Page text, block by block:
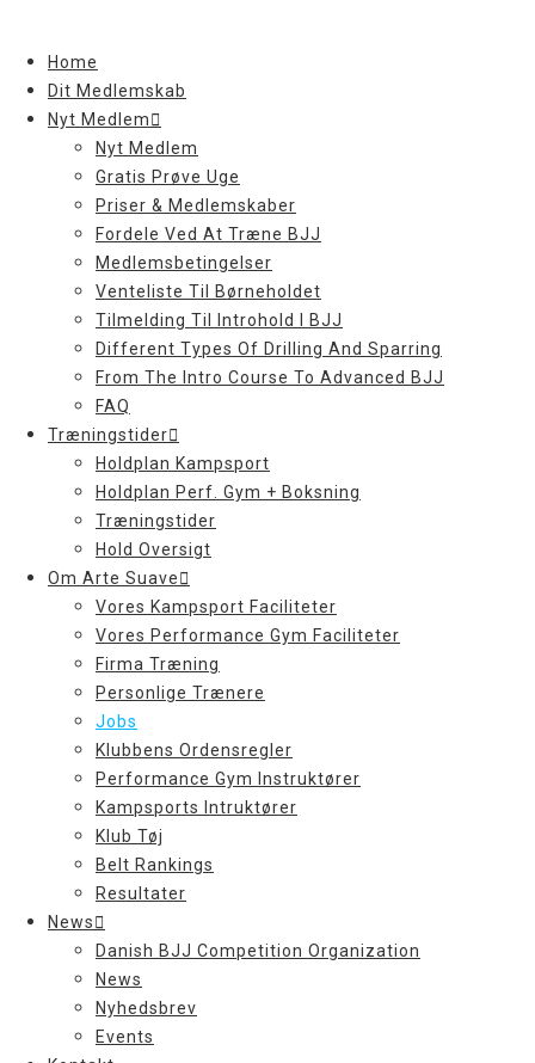
contentHome
Dit Medlemskab
Nyt Medlem
Nyt Medlem
Gratis Prøve Uge
Priser & Medlemskaber
Fordele Ved At Træne BJJ
Medlemsbetingelser
Venteliste Til Børneholdet
Tilmelding Til Introhold I BJJ
Different Types Of Drilling And Sparring
From The Intro Course To Advanced BJJ
FAQ
Træningstider
Holdplan Kampsport
Holdplan Perf. Gym + Boksning
Træningstider
Hold Oversigt
Om Arte Suave
Vores Kampsport Faciliteter
Vores Performance Gym Faciliteter
Firma Træning
Personlige Trænere
Jobs
Klubbens Ordensregler
Performance Gym Instruktører
Kampsports Intruktører
Klub Tøj
Belt Rankings
Resultater
News
Danish BJJ Competition Organization
News
Nyhedsbrev
Events